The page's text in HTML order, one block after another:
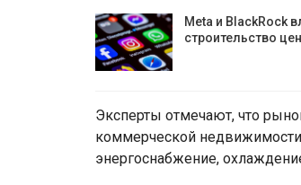
Meta и BlackRock
строительство
Эксперты отмечают, что
коммерческой
энергоснабжение,